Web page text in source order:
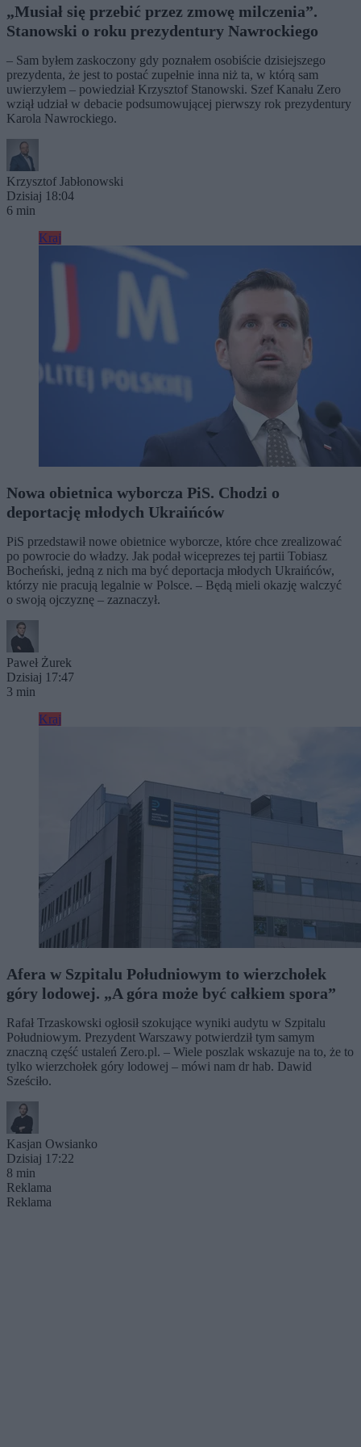
„Musiał się przebić przez zmowę milczenia”.
Stanowski o roku prezydentury Nawrockiego
– Sam byłem zaskoczony gdy poznałem osobiście dzisiejszego
prezydenta, że jest to postać zupełnie inna niż ta, w którą sam
uwierzyłem – powiedział Krzysztof Stanowski. Szef Kanału Zero
wziął udział w debacie podsumowującej pierwszy rok prezydentury
Karola Nawrockiego.
Krzysztof Jabłonowski
Dzisiaj 18:04
6 min
Kraj
Nowa obietnica wyborcza PiS. Chodzi o
deportację młodych Ukraińców
PiS przedstawił nowe obietnice wyborcze, które chce zrealizować
po powrocie do władzy. Jak podał wiceprezes tej partii Tobiasz
Bocheński, jedną z nich ma być deportacja młodych Ukraińców,
którzy nie pracują legalnie w Polsce. – Będą mieli okazję walczyć
o swoją ojczyznę – zaznaczył.
Paweł Żurek
Dzisiaj 17:47
3 min
Kraj
Afera w Szpitalu Południowym to wierzchołek
góry lodowej. „A góra może być całkiem spora”
Rafał Trzaskowski ogłosił szokujące wyniki audytu w Szpitalu
Południowym. Prezydent Warszawy potwierdził tym samym
znaczną część ustaleń Zero.pl. – Wiele poszlak wskazuje na to, że to
tylko wierzchołek góry lodowej – mówi nam dr hab. Dawid
Sześciło.
Kasjan Owsianko
Dzisiaj 17:22
8 min
Reklama
Reklama